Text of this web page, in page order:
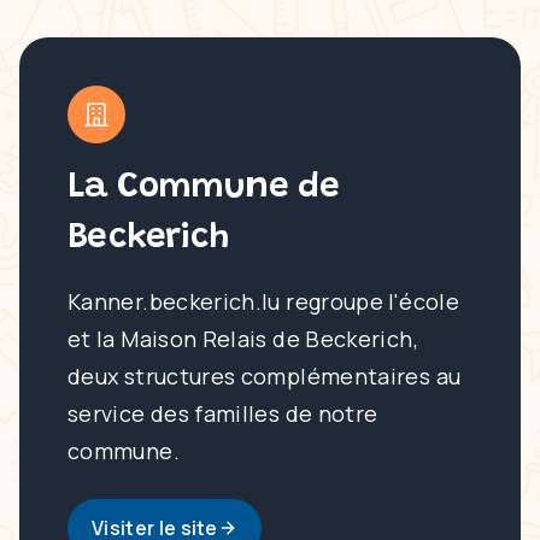
La Commune de
Beckerich
Kanner.beckerich.lu regroupe l'école
et la Maison Relais de Beckerich,
deux structures complémentaires au
service des familles de notre
commune.
Visiter le site